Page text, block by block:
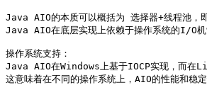
Java AIO的本质可以概括为 选择器+线程
Java AIO在底层实现上依赖于操作系统的I/O
操作系统支持：
Java AIO在Windows上基于IOCP实现，而在
这意味着在不同的操作系统上，AIO的性能和稳定